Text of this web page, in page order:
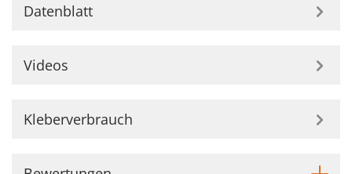
Datenblatt
Videos
Kleberverbrauch